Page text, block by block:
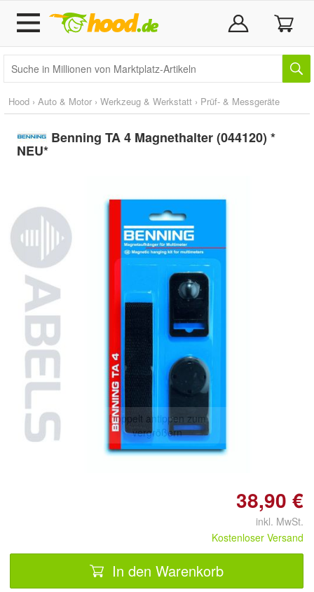
Hood › Auto & Motor › Werkzeug & Werkstatt › Prüf- & Messgeräte
Benning TA 4 Magnethalter (044120) *
NEU*
Doppelt antippen zum
vergrößern
38,90 €
inkl. MwSt.
Kostenloser Versand
In den Warenkorb